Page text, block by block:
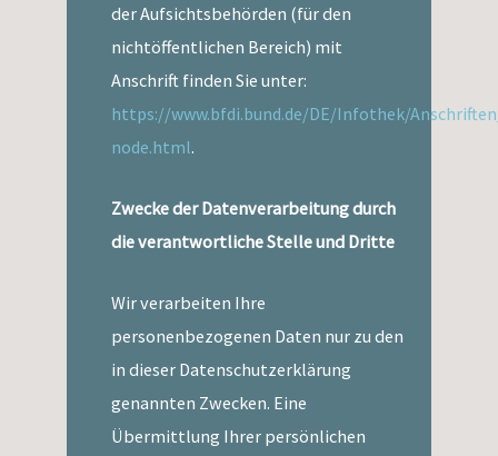
der Aufsichtsbehörden (für den
nichtöffentlichen Bereich) mit
Anschrift finden Sie unter:
https://www.bfdi.bund.de/DE/Infothek/
node.html.
Zwecke der Datenverarbeitung durch
die verantwortliche Stelle und Dritte
Wir verarbeiten Ihre
personenbezogenen Daten nur zu den
in dieser Datenschutzerklärung
genannten Zwecken. Eine
Übermittlung Ihrer persönlichen